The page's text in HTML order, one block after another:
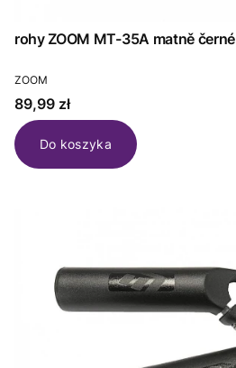
rohy ZOOM MT-35A matně černé
PRODUCENT
ZOOM
Cena
89,99 zł
Do koszyka